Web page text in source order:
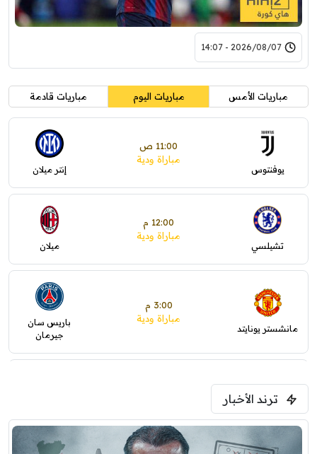
2026/08/07 - 14:07
مباريات الأمس مباريات اليوم مباريات قادمة
يوفنتوس
11:00 ص
مباراة ودية
إنتر ميلان
تشيلسي
12:00 م
مباراة ودية
ميلان
مانشستر يونايتد
3:00 م
مباراة ودية
باريس سان
جيرمان
فرينتسفاروشي
ترند الأخبار